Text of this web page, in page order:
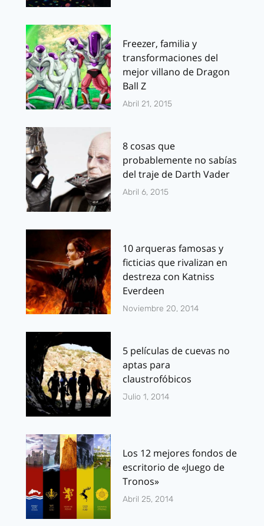
Freezer, familia y
transformaciones del
mejor villano de Dragon
Ball Z
Abril 21, 2015
8 cosas que
probablemente no sabías
del traje de Darth Vader
Abril 6, 2015
10 arqueras famosas y
ficticias que rivalizan en
destreza con Katniss
Everdeen
Noviembre 20, 2014
5 películas de cuevas no
aptas para
claustrofóbicos
Julio 1, 2014
Los 12 mejores fondos de
escritorio de «Juego de
Tronos»
Abril 25, 2014